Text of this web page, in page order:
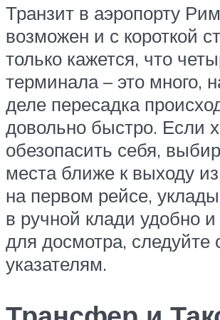
Транзит в аэропорту
возможен и с короткой
только кажется, что
терминала – это много,
деле пересадка
довольно быстро. Если
обезопасить себя,
места ближе к выходу
на первом рейсе,
в ручной клади удобно
для досмотра, следуйте
указателям.